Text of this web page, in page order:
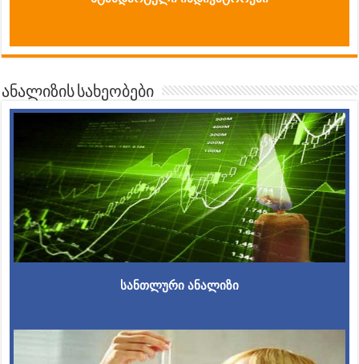
ანალიზის სახეობები
სანთლური ანალიზი